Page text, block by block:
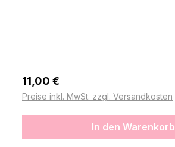
Regulärer Preis:
11,00 €
Preise inkl. MwSt. zzgl. Versandkosten
In den Warenkorb